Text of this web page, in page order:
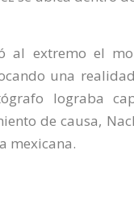
al extremo el
una
lograba
de causa,
mexicana.